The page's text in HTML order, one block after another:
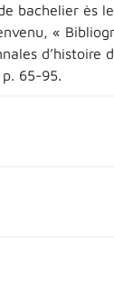
bachelier ès
«
d’histoire
65-95.